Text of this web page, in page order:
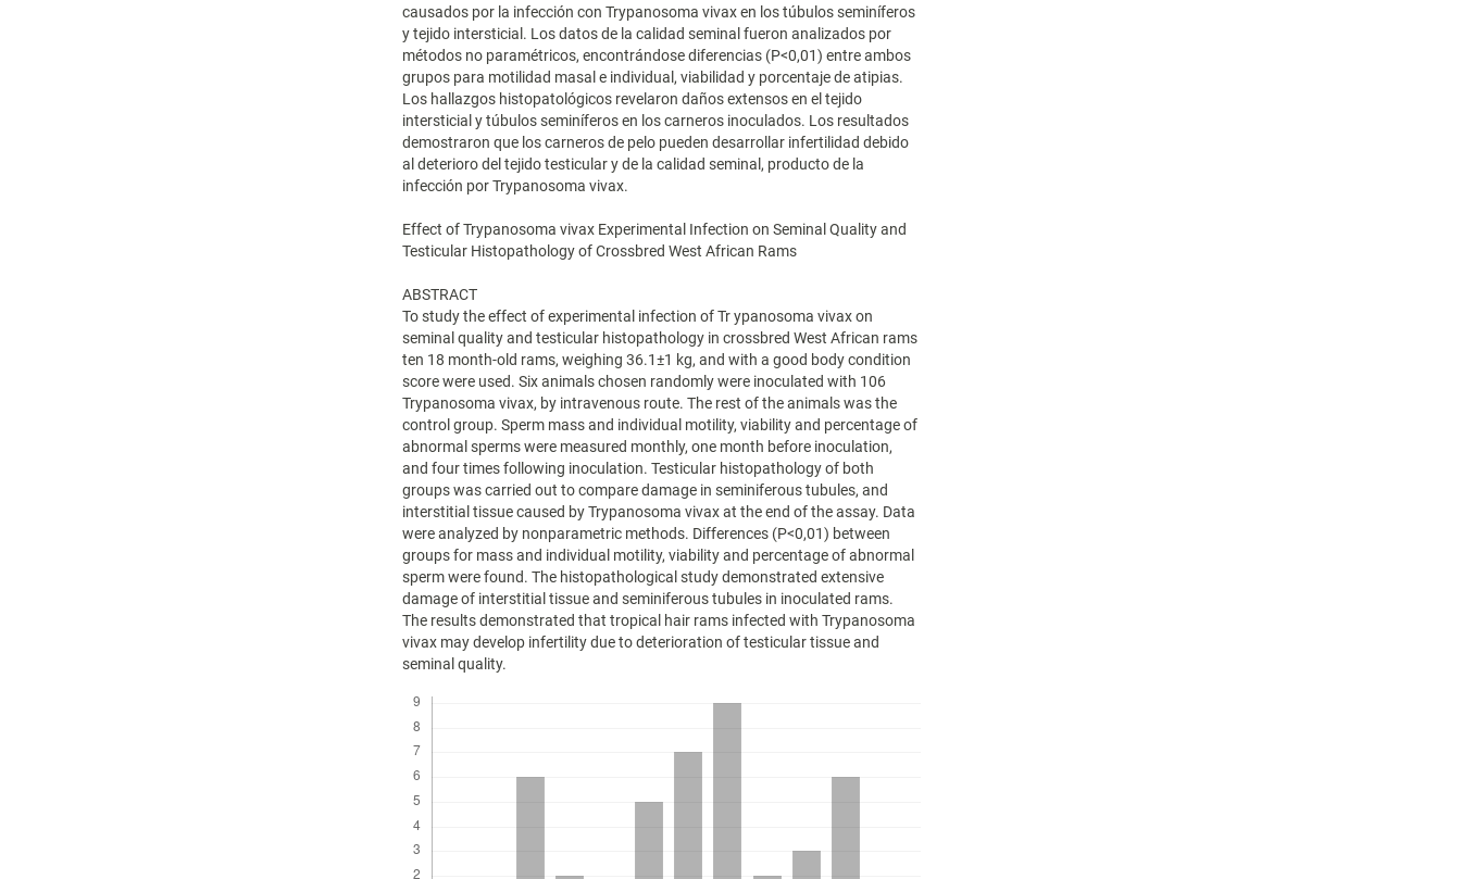
causados por la infección con Trypanosoma vivax en los túbulos seminíferos
y tejido intersticial. Los datos de la calidad seminal fueron analizados por
métodos no paramétricos, encontrándose diferencias (P<0,01) entre ambos
grupos para motilidad masal e individual, viabilidad y porcentaje de atipias.
Los hallazgos histopatológicos revelaron daños extensos en el tejido
intersticial y túbulos seminíferos en los carneros inoculados. Los resultados
demostraron que los carneros de pelo pueden desarrollar infertilidad debido
al deterioro del tejido testicular y de la calidad seminal, producto de la
infección por Trypanosoma vivax.
Effect of Trypanosoma vivax Experimental Infection on Seminal Quality and
Testicular Histopathology of Crossbred West African Rams
ABSTRACT
To study the effect of experimental infection of Tr ypanosoma vivax on
seminal quality and testicular histopathology in crossbred West African rams
ten 18 month-old rams, weighing 36.1±1 kg, and with a good body condition
score were used. Six animals chosen randomly were inoculated with 106
Trypanosoma vivax, by intravenous route. The rest of the animals was the
control group. Sperm mass and individual motility, viability and percentage of
abnormal sperms were measured monthly, one month before inoculation,
and four times following inoculation. Testicular histopathology of both
groups was carried out to compare damage in seminiferous tubules, and
interstitial tissue caused by Trypanosoma vivax at the end of the assay. Data
were analyzed by nonparametric methods. Differences (P<0,01) between
groups for mass and individual motility, viability and percentage of abnormal
sperm were found. The histopathological study demonstrated extensive
damage of interstitial tissue and seminiferous tubules in inoculated rams.
The results demonstrated that tropical hair rams infected with Trypanosoma
vivax may develop infertility due to deterioration of testicular tissue and
seminal quality.